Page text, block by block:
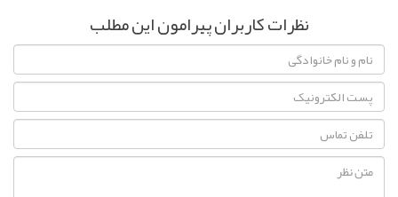
نظرات کاربران پیرامون این مطلب